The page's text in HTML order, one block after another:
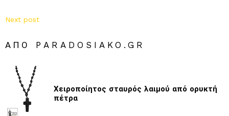
Next post
ΑΠΌ PARADOSIAKO.GR
Χειροποίητος σταυρός λαιμού από ορυκτή
πέτρα